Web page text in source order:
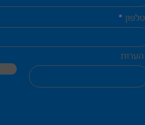
טלפון
הערות